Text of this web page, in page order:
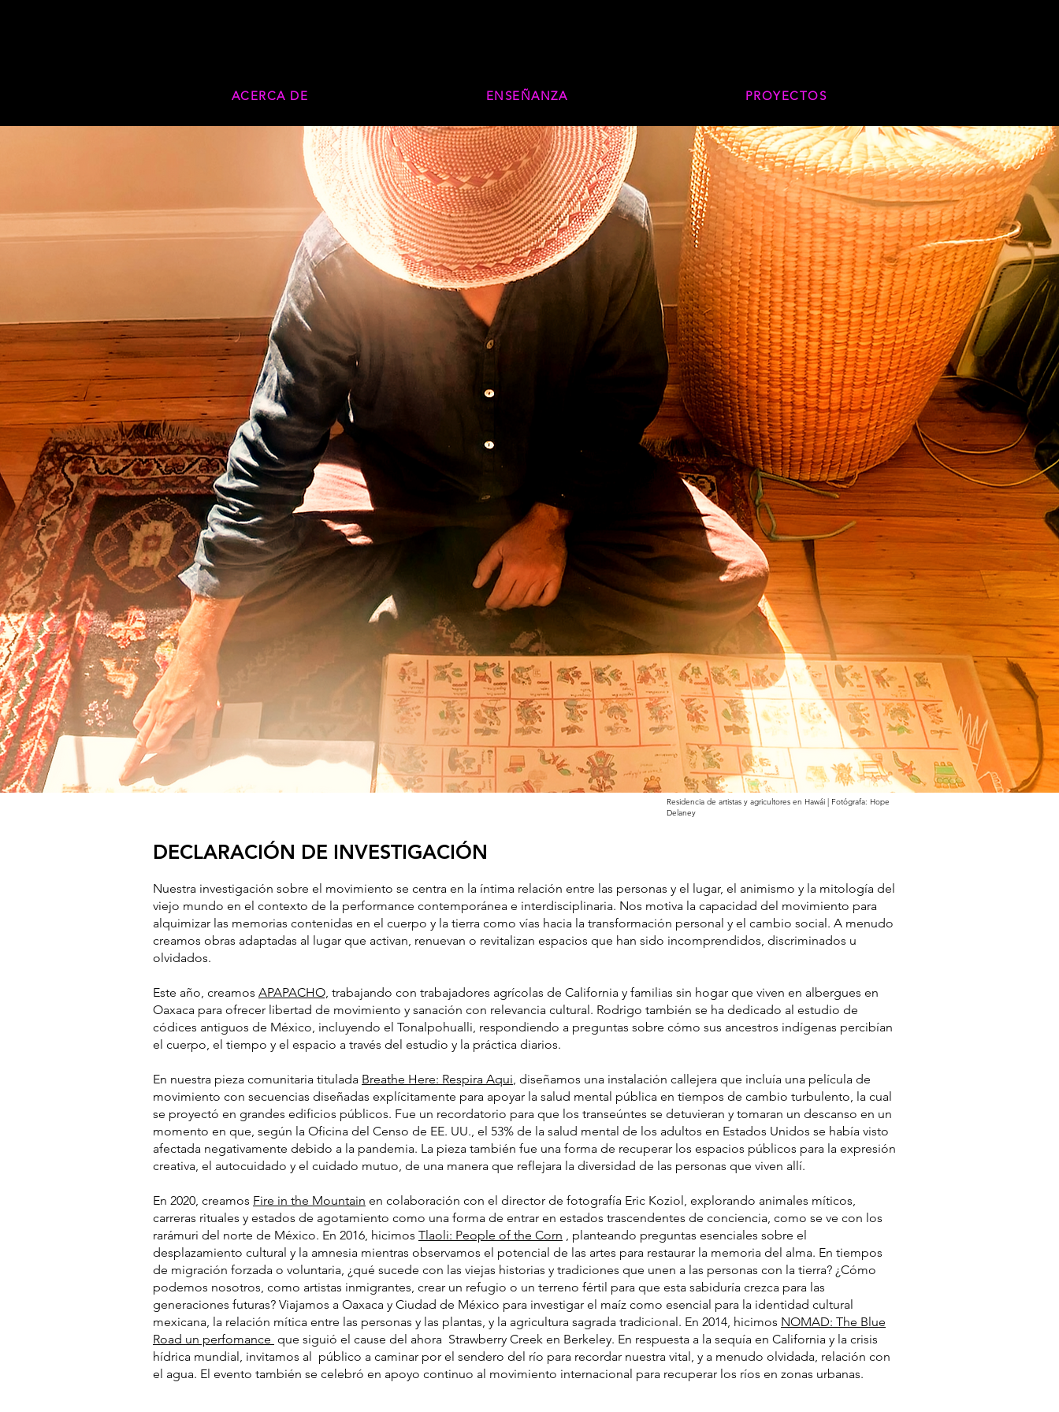
ACERCA DE ENSEÑANZA PROYECTOS
Residencia de artistas y agricultores en Hawái | Fotógrafa: Hope
Delaney
DECLARACIÓN DE INVESTIGACIÓN
Nuestra investigación sobre el movimiento se centra en la íntima relación entre las personas y el lugar, el animismo y la mitología del
viejo mundo en el contexto de la performance contemporánea e interdisciplinaria. Nos motiva la capacidad del movimiento para
alquimizar las memorias contenidas en el cuerpo y la tierra como vías hacia la transformación personal y el cambio social. A menudo
creamos obras adaptadas al lugar que activan, renuevan o revitalizan espacios que han sido incomprendidos, discriminados u
olvidados.
Este año, creamos APAPACHO, trabajando con trabajadores agrícolas de California y familias sin hogar que viven en albergues en
Oaxaca para ofrecer libertad de movimiento y sanación con relevancia cultural. Rodrigo también se ha dedicado al estudio de
códices antiguos de México, incluyendo el Tonalpohualli, respondiendo a preguntas sobre cómo sus ancestros indígenas percibían
el cuerpo, el tiempo y el espacio a través del estudio y la práctica diarios.
En nuestra pieza comunitaria titulada Breathe Here: Respira Aqui, diseñamos una instalación callejera que incluía una película de
movimiento con secuencias diseñadas explícitamente para apoyar la salud mental pública en tiempos de cambio turbulento, la cual
se proyectó en grandes edificios públicos. Fue un recordatorio para que los transeúntes se detuvieran y tomaran un descanso en un
momento en que, según la Oficina del Censo de EE. UU., el 53% de la salud mental de los adultos en Estados Unidos se había visto
afectada negativamente debido a la pandemia. La pieza también fue una forma de recuperar los espacios públicos para la expresión
creativa, el autocuidado y el cuidado mutuo, de una manera que reflejara la diversidad de las personas que viven allí.
En 2020, creamos Fire in the Mountain en colaboración con el director de fotografía Eric Koziol, explorando animales míticos,
carreras rituales y estados de agotamiento como una forma de entrar en estados trascendentes de conciencia, como se ve con los
rarámuri del norte de México. En 2016, hicimos Tlaoli: People of the Corn , planteando preguntas esenciales sobre el
desplazamiento cultural y la amnesia mientras observamos el potencial de las artes para restaurar la memoria del alma. En tiempos
de migración forzada o voluntaria, ¿qué sucede con las viejas historias y tradiciones que unen a las personas con la tierra? ¿Cómo
podemos nosotros, como artistas inmigrantes, crear un refugio o un terreno fértil para que esta sabiduría crezca para las
generaciones futuras? Viajamos a Oaxaca y Ciudad de México para investigar el maíz como esencial para la identidad cultural
mexicana, la relación mítica entre las personas y las plantas, y la agricultura sagrada tradicional. En 2014, hicimos NOMAD: The Blue
Road un perfomance que siguió el cause del ahora Strawberry Creek en Berkeley. En respuesta a la sequía en California y la crisis
hídrica mundial, invitamos al público a caminar por el sendero del río para recordar nuestra vital, y a menudo olvidada, relación con
el agua. El evento también se celebró en apoyo continuo al movimiento internacional para recuperar los ríos en zonas urbanas.